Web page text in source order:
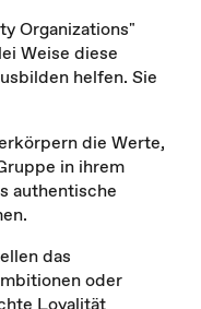
Organizations"
Weise diese
helfen. Sie
die Werte,
in ihrem
authentische
das
oder
Loyalität